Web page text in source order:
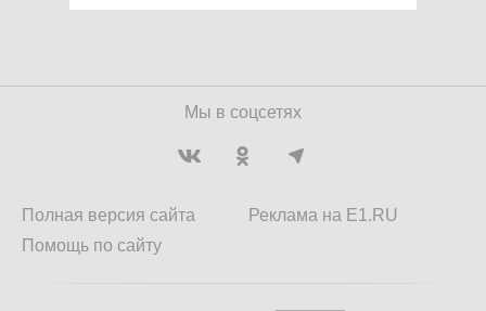
Мы в соцсетях
Полная версия сайта
Помощь по сайту
Реклама на E1.RU